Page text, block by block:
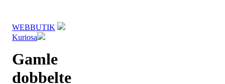
WEBBUTIK
Kuriosa
Gamle
dobbelte